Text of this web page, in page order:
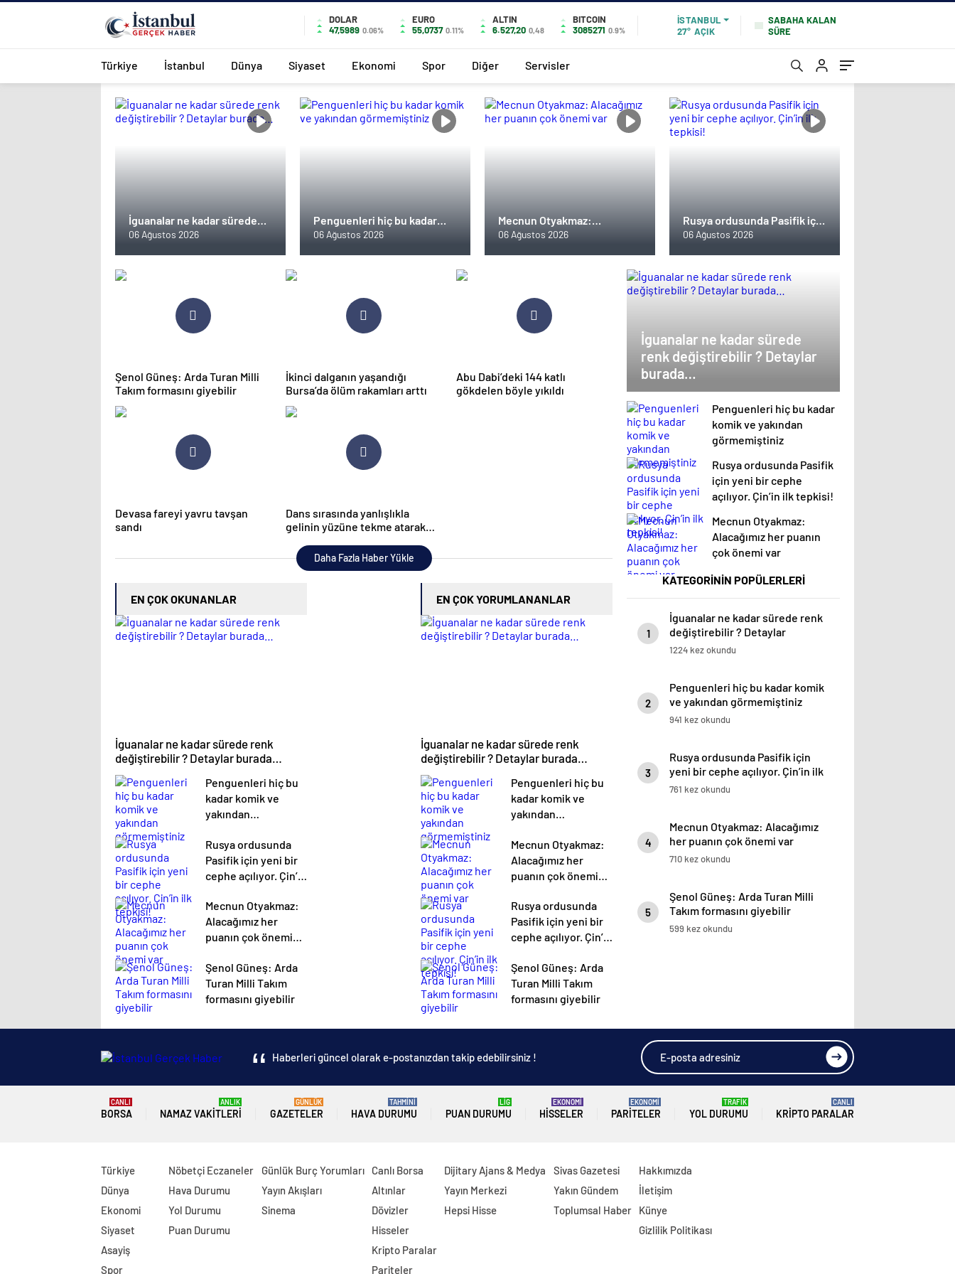
DOLAR
47,5989 0.06%
EURO
55,0737 0.11%
ALTIN
6.527,20 0,48
BITCOIN
3085271 0.9%
İSTANBUL
27° AÇIK
SABAHA KALAN
SÜRE
Türkiye İstanbul Dünya Siyaset Ekonomi Spor Diğer Servisler
İguanalar ne kadar sürede
renk değiştirebilir ? Detaylar
06 Ağustos 2026
Penguenleri hiç bu kadar
komik ve yakından
06 Ağustos 2026
Mecnun Otyakmaz:
Alacağımız her puanın çok
06 Ağustos 2026
Rusya ordusunda Pasifik için
yeni bir cephe açılıyor. Çin’in
06 Ağustos 2026
Şenol Güneş: Arda Turan Milli
Takım formasını giyebilir
İkinci dalganın yaşandığı
Bursa’da ölüm rakamları arttı
Abu Dabi’deki 144 katlı
gökdelen böyle yıkıldı
Devasa fareyi yavru tavşan
sandı
Dans sırasında yanlışlıkla
gelinin yüzüne tekme atarak
Daha Fazla Haber Yükle
EN ÇOK OKUNANLAR
İguanalar ne kadar sürede renk
değiştirebilir ? Detaylar burada…
Penguenleri hiç bu
kadar komik ve
yakından
Rusya ordusunda
Pasifik için yeni bir
cephe açılıyor. Çin’in
Mecnun Otyakmaz:
Alacağımız her
puanın çok önemi
Şenol Güneş: Arda
Turan Milli Takım
formasını giyebilir
EN ÇOK YORUMLANANLAR
İguanalar ne kadar sürede renk
değiştirebilir ? Detaylar burada…
Penguenleri hiç bu
kadar komik ve
yakından
Mecnun Otyakmaz:
Alacağımız her
puanın çok önemi
Rusya ordusunda
Pasifik için yeni bir
cephe açılıyor. Çin’in
Şenol Güneş: Arda
Turan Milli Takım
formasını giyebilir
İguanalar ne kadar sürede
renk değiştirebilir ? Detaylar
burada…
Penguenleri hiç bu kadar
komik ve yakından
görmemiştiniz
Rusya ordusunda Pasifik
için yeni bir cephe
açılıyor. Çin’in ilk tepkisi!
Mecnun Otyakmaz:
Alacağımız her puanın
çok önemi var
KATEGORİNİN POPÜLERLERİ
1
İguanalar ne kadar sürede renk
değiştirebilir ? Detaylar
burada…
1224 kez okundu
2
Penguenleri hiç bu kadar komik
ve yakından görmemiştiniz
941 kez okundu
3
Rusya ordusunda Pasifik için
yeni bir cephe açılıyor. Çin’in ilk
tepkisi!
761 kez okundu
4
Mecnun Otyakmaz: Alacağımız
her puanın çok önemi var
710 kez okundu
5
Şenol Güneş: Arda Turan Milli
Takım formasını giyebilir
599 kez okundu
Haberleri güncel olarak e-postanızdan takip edebilirsiniz !
BORSA
CANLI
NAMAZ VAKITLERI
ANLIK
GAZETELER
GÜNLÜK
HAVA DURUMU
TAHMİNİ
PUAN DURUMU
LİG
HISSELER
EKONOMİ
PARITELER
EKONOMİ
YOL DURUMU
TRAFİK
KRIPTO PARALAR
CANLI
Türkiye
Dünya
Ekonomi
Siyaset
Asayiş
Spor
Nöbetçi Eczaneler
Hava Durumu
Yol Durumu
Puan Durumu
Günlük Burç Yorumları
Yayın Akışları
Sinema
Canlı Borsa
Altınlar
Dövizler
Hisseler
Kripto Paralar
Pariteler
Dijitary Ajans & Medya
Yayın Merkezi
Hepsi Hisse
Sivas Gazetesi
Yakın Gündem
Toplumsal Haber
Hakkımızda
İletişim
Künye
Gizlilik Politikası